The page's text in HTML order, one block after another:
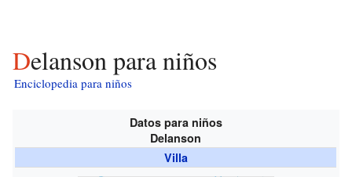
Delanson para niños
Enciclopedia para niños
Datos para niños
Delanson
Villa